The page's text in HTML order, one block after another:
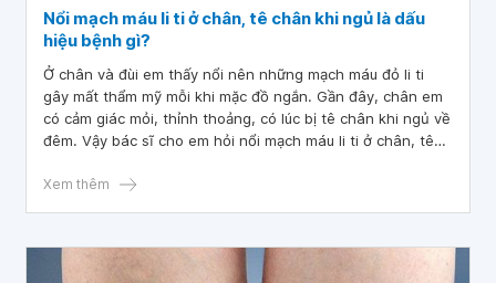
Nổi mạch máu li ti ở chân, tê chân khi ngủ là dấu
hiệu bệnh gì?
Ở chân và đùi em thấy nổi nên những mạch máu đỏ li ti
gây mất thẩm mỹ mỗi khi mặc đồ ngắn. Gần đây, chân em
có cảm giác mỏi, thỉnh thoảng, có lúc bị tê chân khi ngủ về
đêm. Vậy bác sĩ cho em hỏi nổi mạch máu li ti ở chân, tê
nào thưa bác sĩ
Xem thêm